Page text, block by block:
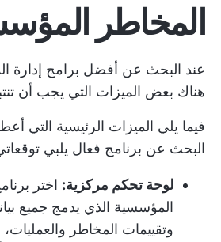
المخاطر
عند البحث عن أفضل برامج إدارة
هناك بعض الميزات التي يجب أن
فيما يلي الميزات الرئيسية التي
البحث عن برنامج فعال يلبي
لوحة تحكم مركزية: اختر
المؤسسية الذي يدمج جميع
وتقييمات المخاطر